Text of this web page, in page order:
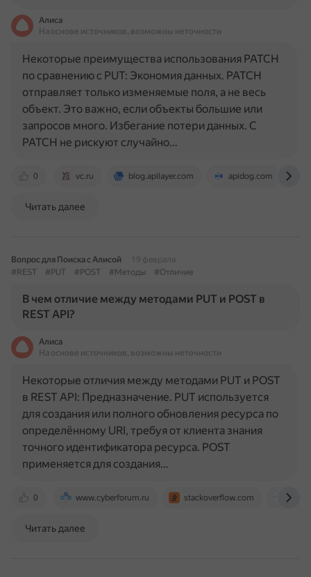
Алиса
На основе источников, возможны неточности
0 vc.ru blog.apilayer.com apidog.com
Некоторые преимущества использования PATCH
по сравнению с PUT: Экономия данных. PATCH
отправляет только изменяемые поля, а не весь
объект. Это важно, если объекты большие или
запросов много. Избегание потери данных. С
PATCH не рискуют случайно…
Читать далее
Вопрос для Поиска с Алисой
19 февраля
#REST
#PUT #POST #Методы #Отличие
В чем отличие между методами PUT и POST в
REST API?
Алиса
На основе источников, возможны неточности
0 www.cyberforum.ru stackoverflow.com
Некоторые отличия между методами PUT и POST
в REST API: Предназначение. PUT используется
для создания или полного обновления ресурса по
определённому URI, требуя от клиента знания
точного идентификатора ресурса. POST
применяется для создания…
Читать далее